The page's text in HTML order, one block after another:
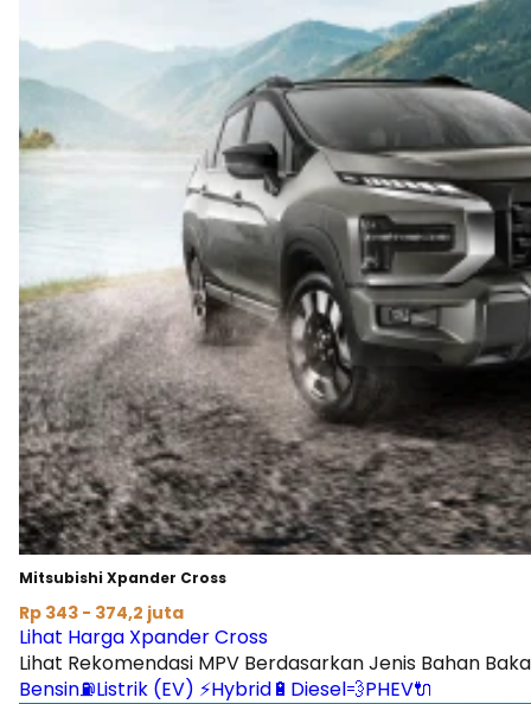
Mitsubishi Xpander Cross
Rp 343 - 374,2 juta
Lihat Harga Xpander Cross
Lihat Rekomendasi MPV Berdasarkan Jenis Bahan
Bensin⛽Listrik (EV) ⚡Hybrid🔋 Diesel💨PHEV🔌